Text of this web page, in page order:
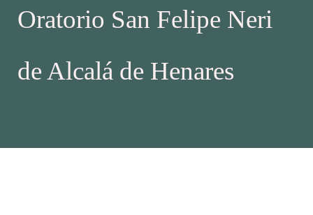
Oratorio San Felipe Neri
de Alcalá de Henares